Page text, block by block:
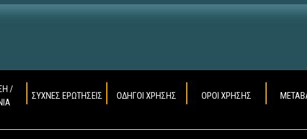
/
ΣΥΧΝΕΣ ΕΡΩΤΗΣΕΙΣ ΟΔΗΓΟΙ ΧΡΗΣΗΣ ΟΡΟΙ ΧΡΗΣΗΣ